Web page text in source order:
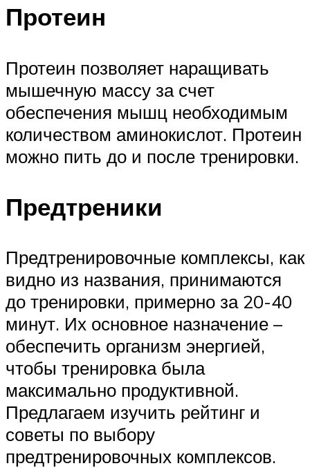
Протеин
Протеин позволяет наращивать
мышечную массу за счет
обеспечения мышц необходимым
количеством аминокислот. Протеин
можно пить до и после тренировки.
Предтреники
Предтренировочные комплексы, как
видно из названия, принимаются
до тренировки, примерно за 20-40
минут. Их основное назначение –
обеспечить организм энергией,
чтобы тренировка была
максимально продуктивной.
Предлагаем изучить рейтинг и
советы по выбору
предтренировочных комплексов.